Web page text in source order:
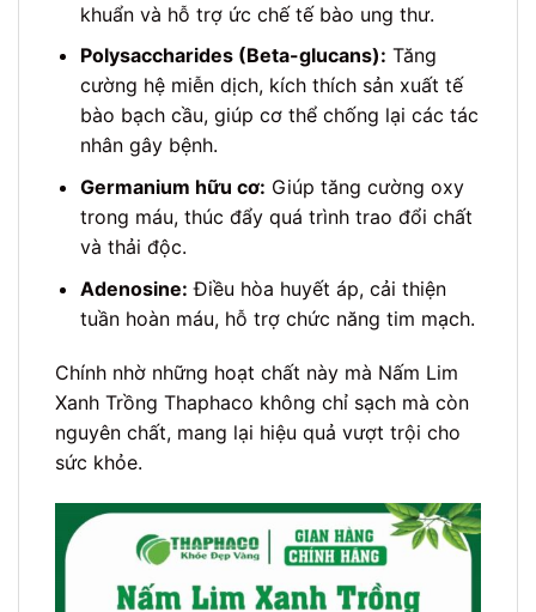
khuẩn và hỗ trợ ức chế tế bào ung thư.
Polysaccharides (Beta-glucans): Tăng
cường hệ miễn dịch, kích thích sản xuất tế
bào bạch cầu, giúp cơ thể chống lại các tác
nhân gây bệnh.
Germanium hữu cơ: Giúp tăng cường oxy
trong máu, thúc đẩy quá trình trao đổi chất
và thải độc.
Adenosine: Điều hòa huyết áp, cải thiện
tuần hoàn máu, hỗ trợ chức năng tim mạch.
Chính nhờ những hoạt chất này mà Nấm Lim
Xanh Trồng Thaphaco không chỉ sạch mà còn
nguyên chất, mang lại hiệu quả vượt trội cho
sức khỏe.